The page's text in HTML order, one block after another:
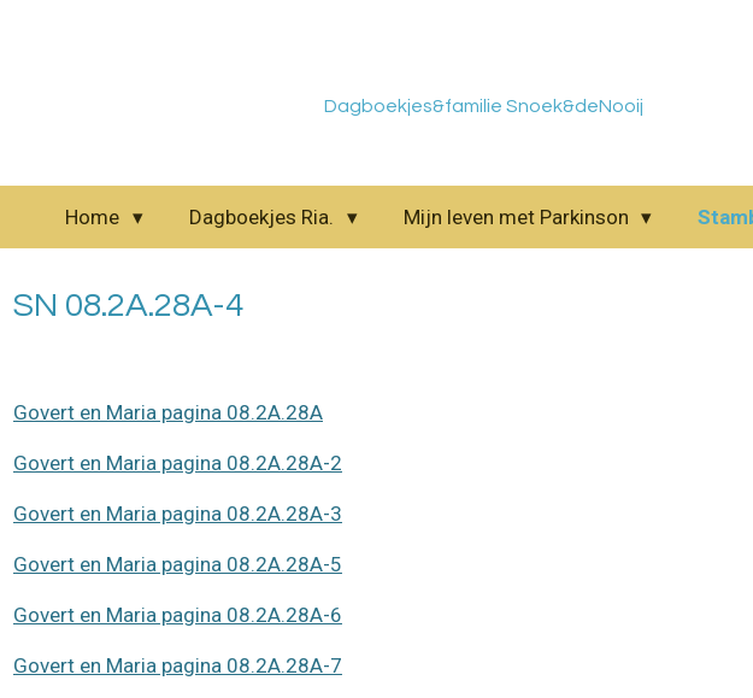
Dagboekjes&familie Snoek&deNooij
Home Dagboekjes Ria. Mijn leven met Parkinson
SN 08.2A.28A-4
Govert en Maria pagina 08.2A.28A
Govert en Maria pagina 08.2A.28A-2
Govert en Maria pagina 08.2A.28A-3
Govert en Maria pagina 08.2A.28A-5
Govert en Maria pagina 08.2A.28A-6
Govert en Maria pagina 08.2A.28A-7